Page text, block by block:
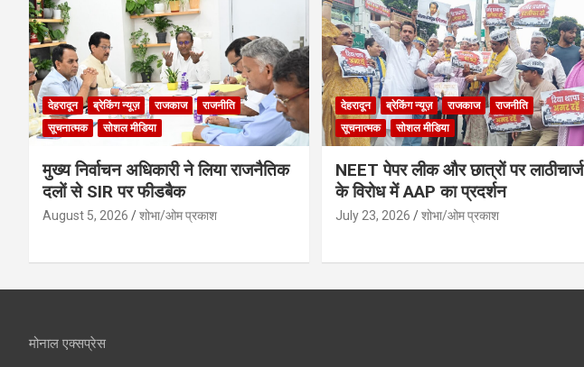
देहरादून ब्रेकिंग न्यूज़ राजकाज
राजनीति
सूचनात्मक
सोशल मीडिया
मुख्य निर्वाचन अधिकारी ने लिया राजनैतिक
दलों से SIR पर फीडबैक
August 5, 2026 शोभा/ओम प्रकाश
देहरादून ब्रेकिंग न्यूज़ राजकाज
राजनीति
सूचनात्मक
सोशल मीडिया
NEET पेपर लीक और छात्रों पर लाठीचार्ज
के विरोध में AAP का प्रदर्शन
July 23, 2026 शोभा/ओम प्रकाश
मोनाल एक्सप्रेस